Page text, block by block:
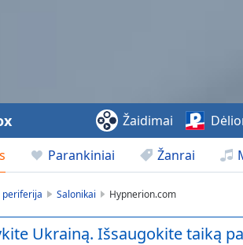
Parankiniai Žanrai
Žaidimai
periferija Salonikai Hypnerion.com
Ukrainą. Išsaugokite taiką